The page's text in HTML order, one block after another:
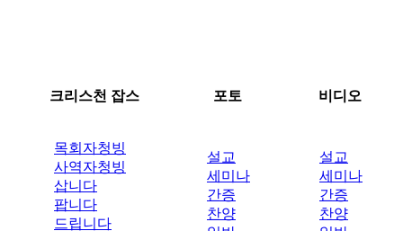
크리스천 잡스 포토 비디오
목회자청빙
사역자청빙
삽니다
팝니다
드립니다
설교
세미나
간증
찬양
설교
세미나
간증
찬양